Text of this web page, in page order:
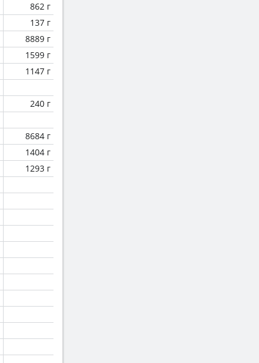
862 г
137 г
8889 г
1599 г
1147 г
240 г
8684 г
1404 г
1293 г